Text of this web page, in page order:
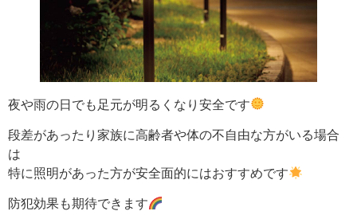
夜や雨の日でも足元が明るくなり安全です
段差があったり家族に高齢者や体の不自由な方がいる場合
は
特に照明があった方が安全面的にはおすすめです
防犯効果も期待できます